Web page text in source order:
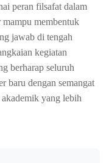
peran filsafat dalam
membentuk
jawab di tengah
kegiatan
berharap seluruh
baru dengan semangat
yang lebih